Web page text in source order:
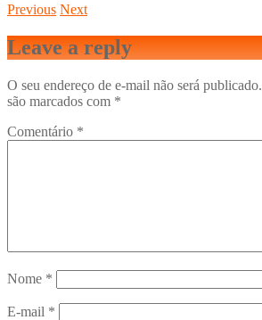
Previous Next
Leave a reply
O seu endereço de e-mail não será publicado.
são marcados com *
Comentário *
Nome *
E-mail *